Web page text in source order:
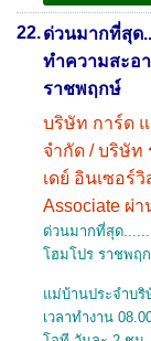
22.ด่วนมากที่สุด
ทำความสะอ
ราชพฤกษ์
บริษัท การ์ด
จำกัด / บริษัท
เดย์ อินเซอร์
Associate ผ่า
ด่วนมากที่สุด
โฮมโปร ราชพฤ
แม่บ้านประจำบริ
เวลาทำงาน